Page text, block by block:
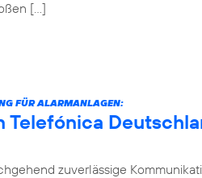
[…]
FÜR ALARMANLAGEN:
Telefónica
zuverlässige